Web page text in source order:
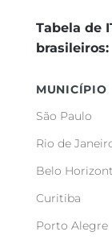
Tabela de
brasileiros:
MUNICÍPIO
São Paulo
Rio de
Belo
Curitiba
Porto Alegre